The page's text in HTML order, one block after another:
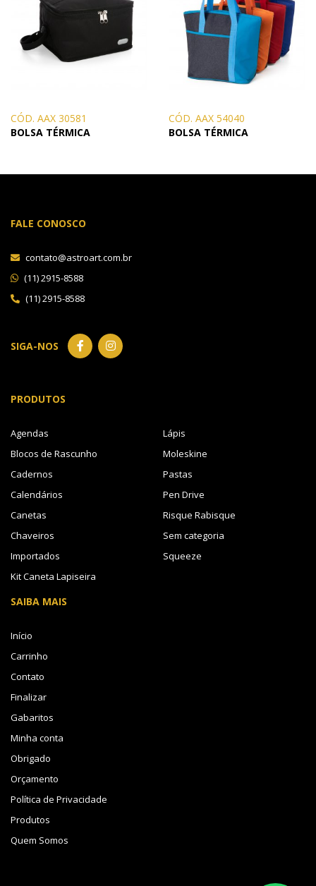
CÓD. AAX 30581
BOLSA TÉRMICA
CÓD. AAX 54040
BOLSA TÉRMICA
FALE CONOSCO
contato@astroart.com.br
(11) 2915-8588
(11) 2915-8588
SIGA-NOS
PRODUTOS
Agendas
Blocos de Rascunho
Cadernos
Calendários
Canetas
Chaveiros
Importados
Kit Caneta Lapiseira
Lápis
Moleskine
Pastas
Pen Drive
Risque Rabisque
Sem categoria
Squeeze
SAIBA MAIS
Início
Carrinho
Contato
Finalizar
Gabaritos
Minha conta
Obrigado
Orçamento
Política de Privacidade
Produtos
Quem Somos